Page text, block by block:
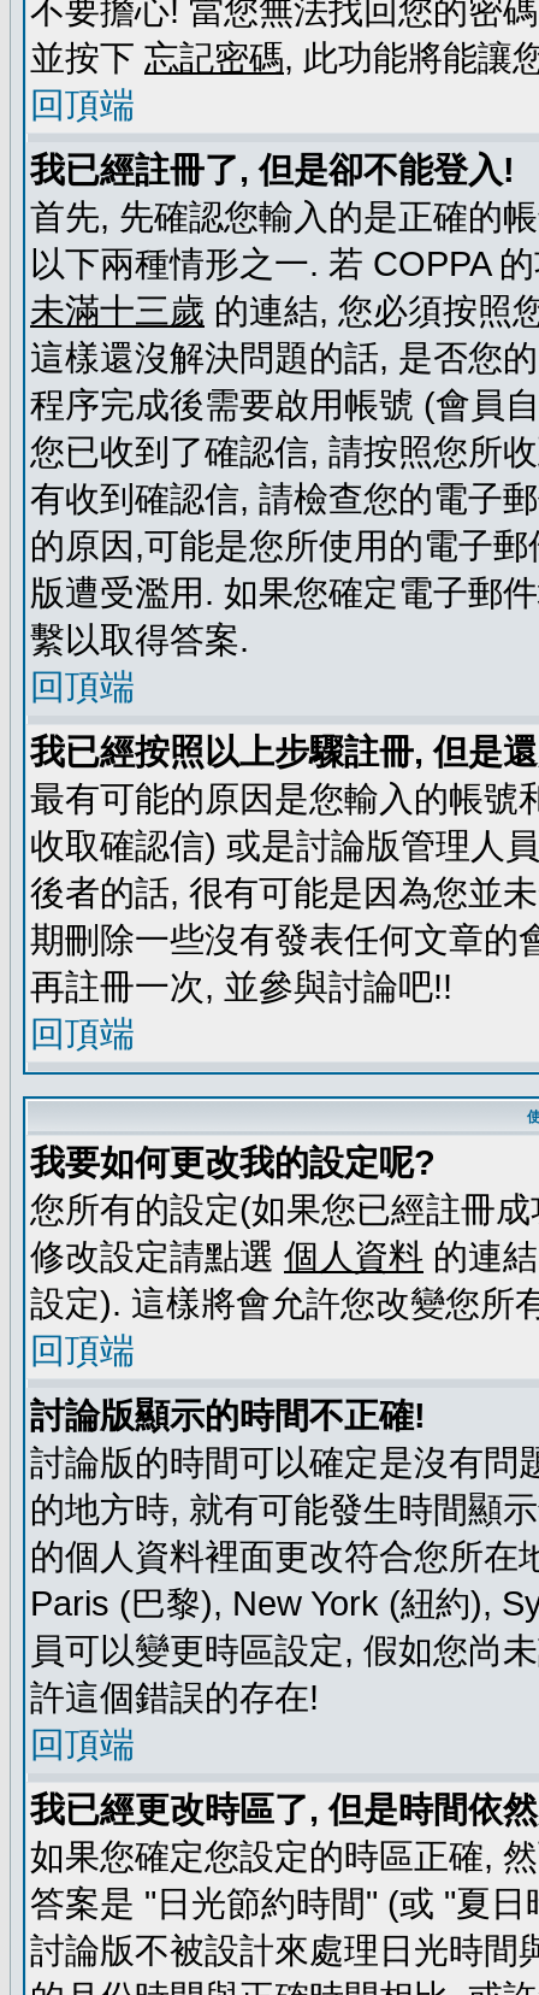
不要擔心! 當您無法找回您的密
並按下 忘記密碼, 此功能將能讓
回頂端
我已經註冊了, 但是卻不能登入!
首先, 先確認您輸入的是正確的
以下兩種情形之一. 若 COPPA
未滿十三歲 的連結, 您必須按照
這樣還沒解決問題的話, 是否您
程序完成後需要啟用帳號 (會員
您已收到了確認信, 請按照您所
有收到確認信, 請檢查您的電子
的原因,可能是您所使用的電子
版遭受濫用. 如果您確定電子郵
繫以取得答案.
回頂端
我已經按照以上步驟註冊, 但是
最有可能的原因是您輸入的帳號
收取確認信) 或是討論版管理人
後者的話, 很有可能是因為您並
期刪除一些沒有發表任何文章的
再註冊一次, 並參與討論吧!!
回頂端
我要如何更改我的設定呢?
您所有的設定(如果您已經註冊
修改設定請點選 個人資料 的連
設定). 這樣將會允許您改變您所
回頂端
討論版顯示的時間不正確!
討論版的時間可以確定是沒有問
的地方時, 就有可能發生時間顯
的個人資料裡面更改符合您所在
Paris (巴黎), New York (紐約),
員可以變更時區設定, 假如您尚
許這個錯誤的存在!
回頂端
我已經更改時區了, 但是時間依
如果您確定您設定的時區正確,
答案是 "日光節約時間" (或 "夏
討論版不被設計來處理日光時間